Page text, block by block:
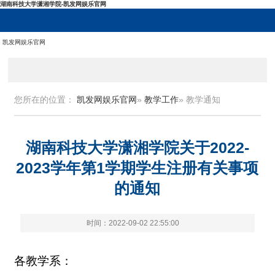
湖南科技大学潇湘学院-凯发网娱乐官网
凯发网娱乐官网
您所在的位置：凯发网娱乐官网»教学工作» 教学通知
湖南科技大学潇湘学院关于2022-
2023学年第1学期学生注册有关事项
的通知
时间：2022-09-02 22:55:00
各教学系：